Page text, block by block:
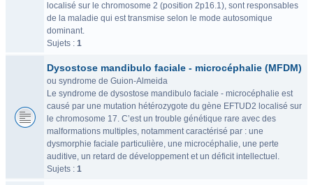
localisé sur le chromosome 2 (position 2p16.1), sont responsables
de la maladie qui est transmise selon le mode autosomique
dominant.
Sujets : 1
Dysostose mandibulo faciale - microcéphalie (MFDM)
ou syndrome de Guion-Almeida
Le syndrome de dysostose mandibulo faciale - microcéphalie est
causé par une mutation hétérozygote du gène EFTUD2 localisé sur
le chromosome 17. C’est un trouble génétique rare avec des
malformations multiples, notamment caractérisé par : une
dysmorphie faciale particulière, une microcéphalie, une perte
auditive, un retard de développement et un déficit intellectuel.
Sujets : 1